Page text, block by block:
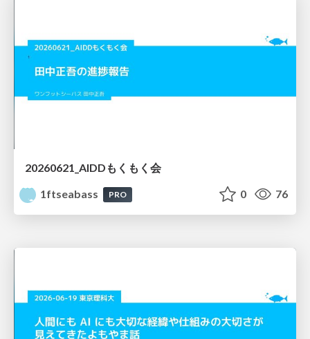
20260621_AIDDもくもく会
1ftseabass
PRO 0 76